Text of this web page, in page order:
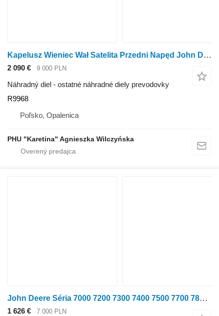
Kapelusz Wieniec Wał Satelita Przedni Napęd John Deere 7600 7700 7800 Krytka Veniec Hriadeľ Satelit Predný pohon R9968 na kolesového traktora John Deere 7600 7700 7800
2 090 € 9 000 PLN
Náhradný diel - ostatné náhradné diely prevodovky
R9968
Poľsko, Opalenica
PHU "Karetina" Agnieszka Wilczyńska
John Deere Séria 7000 7200 7300 7400 7500 7700 7800 Riadiaca jednotka Det na kolesového traktora John Deere 7000 7200 7300 7400 7500 7700 7800
1 626 € 7 000 PLN